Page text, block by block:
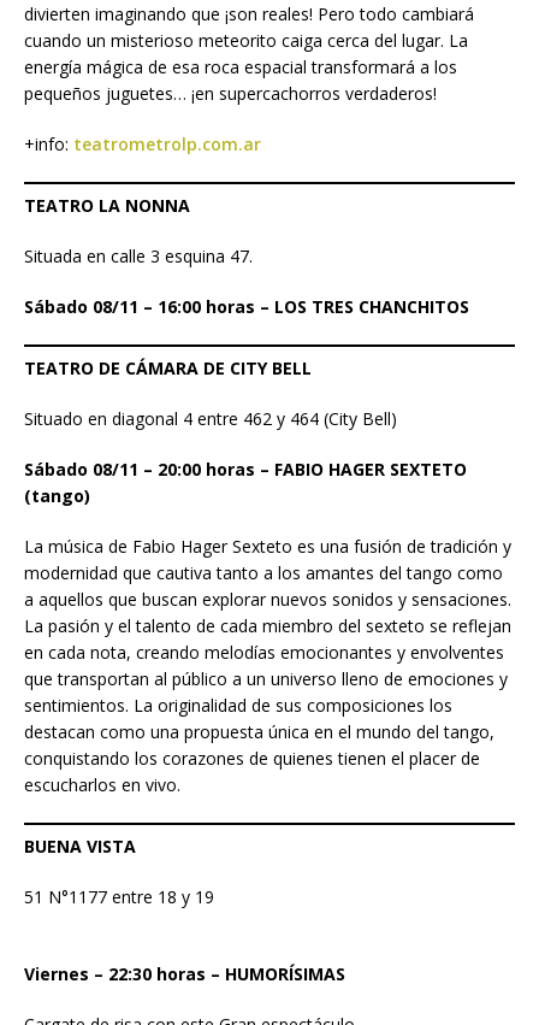
divierten imaginando que ¡son reales! Pero todo cambiará
cuando un misterioso meteorito caiga cerca del lugar. La
energía mágica de esa roca espacial transformará a los
pequeños juguetes… ¡en supercachorros verdaderos!
+info: teatrometrolp.com.ar
TEATRO LA NONNA
Situada en calle 3 esquina 47.
Sábado 08/11 – 16:00 horas – LOS TRES CHANCHITOS
TEATRO DE CÁMARA DE CITY BELL
Situado en diagonal 4 entre 462 y 464 (City Bell)
Sábado 08/11 – 20:00 horas – FABIO HAGER SEXTETO
(tango)
La música de Fabio Hager Sexteto es una fusión de tradición y
modernidad que cautiva tanto a los amantes del tango como
a aquellos que buscan explorar nuevos sonidos y sensaciones.
La pasión y el talento de cada miembro del sexteto se reflejan
en cada nota, creando melodías emocionantes y envolventes
que transportan al público a un universo lleno de emociones y
sentimientos. La originalidad de sus composiciones los
destacan como una propuesta única en el mundo del tango,
conquistando los corazones de quienes tienen el placer de
escucharlos en vivo.
BUENA VISTA
51 N°1177 entre 18 y 19
Viernes – 22:30 horas – HUMORÍSIMAS